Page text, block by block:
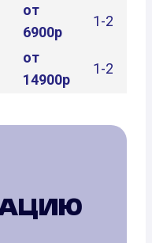
от
6900р
1-2
от
14900р
1-2